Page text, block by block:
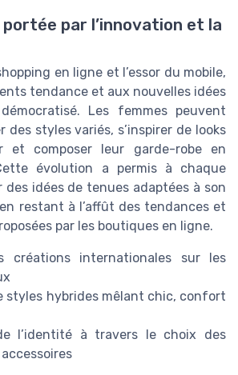
par l’innovation et la
en ligne et l’essor du mobile,
tendance et aux nouvelles idées
Les femmes peuvent
des styles variés, s’inspirer de looks
et composer leur garde-robe en
évolution a permis à chaque
idées de tenues adaptées à son
restant à l’affût des tendances et
par les boutiques en ligne.
créations internationales sur les
styles hybrides mêlant chic, confort
l’identité à travers le choix des